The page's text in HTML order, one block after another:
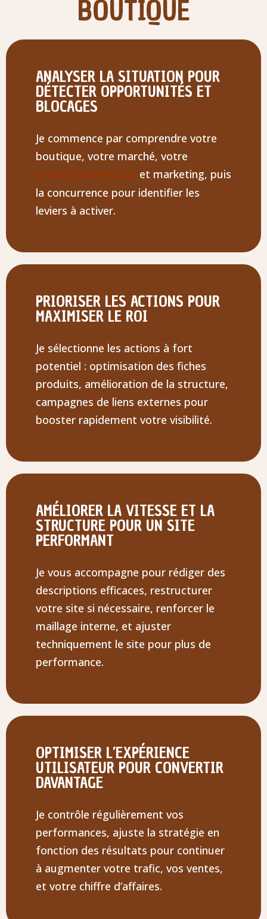
BOUTIQUE
ANALYSER LA SITUATION POUR
DÉTECTER OPPORTUNITÉS ET
BLOCAGES
Je commence par comprendre votre
boutique, votre marché, votre
positionnement SEO et marketing, puis
la concurrence pour identifier les
leviers à activer.
PRIORISER LES ACTIONS POUR
MAXIMISER LE ROI
Je sélectionne les actions à fort
potentiel : optimisation des fiches
produits, amélioration de la structure,
campagnes de liens externes pour
booster rapidement votre visibilité.
AMÉLIORER LA VITESSE ET LA
STRUCTURE POUR UN SITE
PERFORMANT
Je vous accompagne pour rédiger des
descriptions efficaces, restructurer
votre site si nécessaire, renforcer le
maillage interne, et ajuster
techniquement le site pour plus de
performance.
OPTIMISER L’EXPÉRIENCE
UTILISATEUR POUR CONVERTIR
DAVANTAGE
Je contrôle régulièrement vos
performances, ajuste la stratégie en
fonction des résultats pour continuer
à augmenter votre trafic, vos ventes,
et votre chiffre d’affaires.